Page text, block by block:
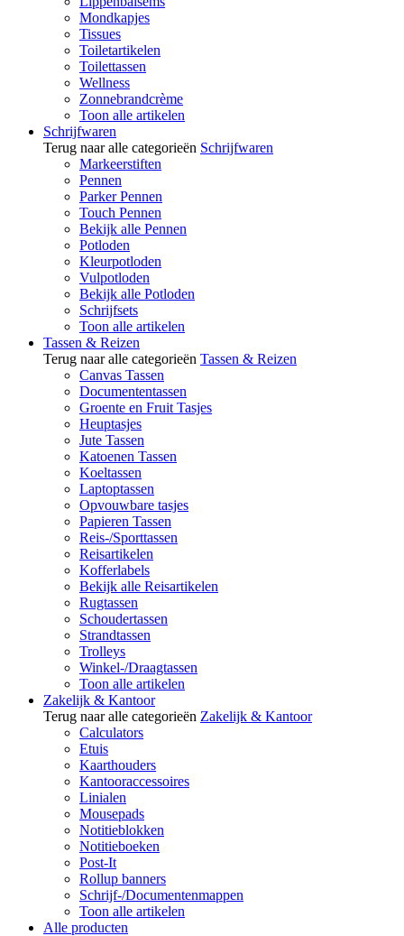
Mondkapjes
Tissues
Toiletartikelen
Toilettassen
Wellness
Zonnebrandcrème
Toon alle artikelen
Schrijfwaren
Terug naar alle categorieën Schrijfwaren
Markeerstiften
Pennen
Parker Pennen
Touch Pennen
Bekijk alle Pennen
Potloden
Kleurpotloden
Vulpotloden
Bekijk alle Potloden
Schrijfsets
Toon alle artikelen
Tassen & Reizen
Terug naar alle categorieën Tassen & Reizen
Canvas Tassen
Documententassen
Groente en Fruit Tasjes
Heuptasjes
Jute Tassen
Katoenen Tassen
Koeltassen
Laptoptassen
Opvouwbare tasjes
Papieren Tassen
Reis-/Sporttassen
Reisartikelen
Kofferlabels
Bekijk alle Reisartikelen
Rugtassen
Schoudertassen
Strandtassen
Trolleys
Winkel-/Draagtassen
Toon alle artikelen
Zakelijk & Kantoor
Terug naar alle categorieën Zakelijk & Kantoor
Calculators
Etuis
Kaarthouders
Kantooraccessoires
Linialen
Mousepads
Notitieblokken
Notitieboeken
Post-It
Rollup banners
Schrijf-/Documentenmappen
Toon alle artikelen
Alle producten